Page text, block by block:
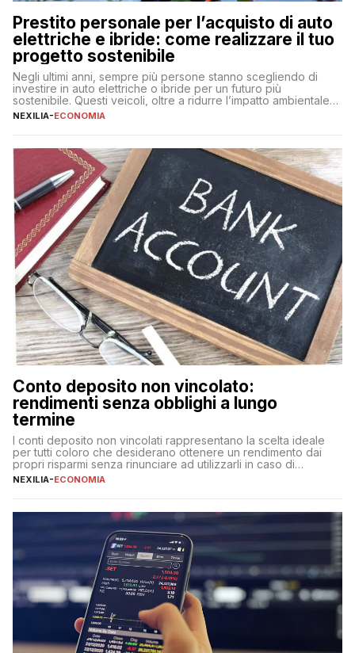
Prestito personale per l’acquisto di auto
elettriche e ibride: come realizzare il tuo
progetto sostenibile
Negli ultimi anni, sempre più persone stanno scegliendo di
investire in auto elettriche o ibride per un futuro più
sostenibile. Questi veicoli, oltre a ridurre l’impatto ambientale,
offrono vantaggi economici a lungo termine, come minori costi
fare se non […]
NEXILIA-ECONOMIA
Conto deposito non vincolato:
rendimenti senza obblighi a lungo
termine
I conti deposito non vincolati rappresentano la scelta ideale
per tutti coloro che desiderano ottenere un rendimento dai
propri risparmi senza rinunciare ad utilizzarli in caso di
necessità. A differenza delle forme vincolate tradizionali,
flessibilità e rendimento. Come funzionano […]
NEXILIA-ECONOMIA